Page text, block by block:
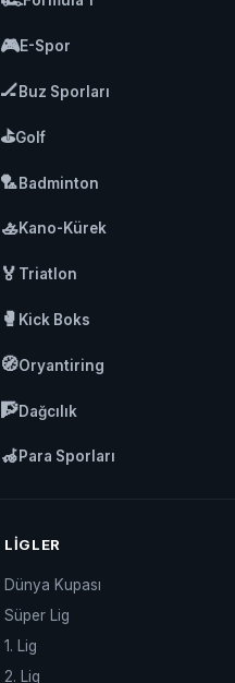
🎮E-Spor
🏒Buz Sporları
⛳Golf
🏸Badminton
🚣Kano-Kürek
🏅 Triatlon
🥊 Kick Boks
🧭Oryantiring
🧗Dağcılık
🦽Para Sporları
LIGLER
Dünya Kupası
Süper Lig
1. Lig
2. Lig